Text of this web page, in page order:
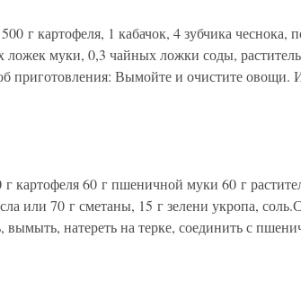
г картофеля, 1 кабачок, 4 зубчика чеснока,
ложек муки, 0,3 чайных ложки соды,
приготовления: Вымойте и очистите овощи.
картофеля 60 г пшеничной муки 60 г
или 70 г сметаны, 15 г зелени укропа,
вымыть, натереть на терке, соединить с